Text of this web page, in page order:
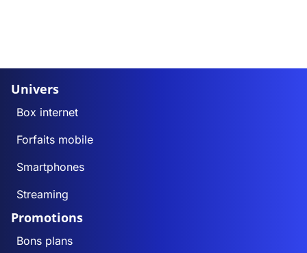
Univers
Box internet
Forfaits mobile
Smartphones
Streaming
Promotions
Bons plans